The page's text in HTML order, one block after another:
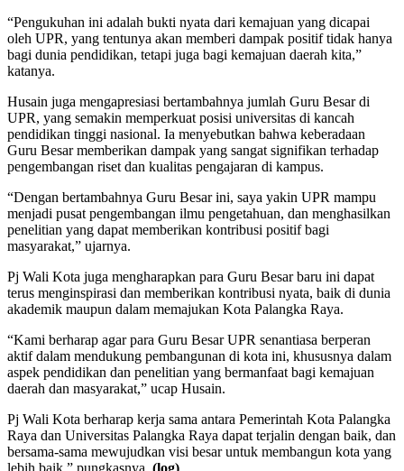
“Pengukuhan ini adalah bukti nyata dari kemajuan yang dicapai
oleh UPR, yang tentunya akan memberi dampak positif tidak hanya
bagi dunia pendidikan, tetapi juga bagi kemajuan daerah kita,”
katanya.
Husain juga mengapresiasi bertambahnya jumlah Guru Besar di
UPR, yang semakin memperkuat posisi universitas di kancah
pendidikan tinggi nasional. Ia menyebutkan bahwa keberadaan
Guru Besar memberikan dampak yang sangat signifikan terhadap
pengembangan riset dan kualitas pengajaran di kampus.
“Dengan bertambahnya Guru Besar ini, saya yakin UPR mampu
menjadi pusat pengembangan ilmu pengetahuan, dan menghasilkan
penelitian yang dapat memberikan kontribusi positif bagi
masyarakat,” ujarnya.
Pj Wali Kota juga mengharapkan para Guru Besar baru ini dapat
terus menginspirasi dan memberikan kontribusi nyata, baik di dunia
akademik maupun dalam memajukan Kota Palangka Raya.
“Kami berharap agar para Guru Besar UPR senantiasa berperan
aktif dalam mendukung pembangunan di kota ini, khususnya dalam
aspek pendidikan dan penelitian yang bermanfaat bagi kemajuan
daerah dan masyarakat,” ucap Husain.
Pj Wali Kota berharap kerja sama antara Pemerintah Kota Palangka
Raya dan Universitas Palangka Raya dapat terjalin dengan baik, dan
bersama-sama mewujudkan visi besar untuk membangun kota yang
lebih baik,” pungkasnya. (log)